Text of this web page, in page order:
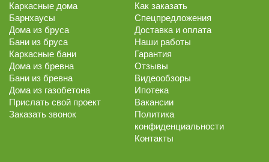
Каркасные дома
Барнхаусы
Дома из бруса
Бани из бруса
Каркасные бани
Дома из бревна
Бани из бревна
Дома из газобетона
Прислать свой проект
Заказать звонок
Как заказать
Спецпредложения
Доставка и оплата
Наши работы
Гарантия
Отзывы
Видеообзоры
Ипотека
Вакансии
Политика
конфиденциальности
Контакты